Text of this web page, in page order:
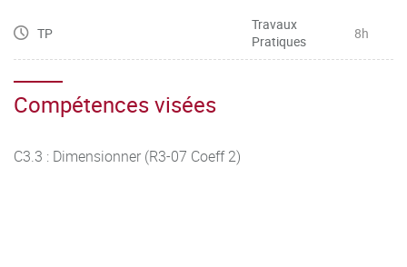
TP
Travaux
Pratiques
8h
Compétences visées
C3.3 : Dimensionner (R3-07 Coeff 2)